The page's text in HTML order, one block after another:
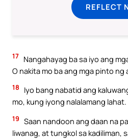
REFLECT
17 Nangahayag ba sa iyo ang
O nakita mo ba ang mga pinto ng
18
Iyo bang nabatid ang
mo, kung iyong nalalamang lahat.
19 Saan nandoon ang daan na
liwanag, at tungkol sa kadiliman,